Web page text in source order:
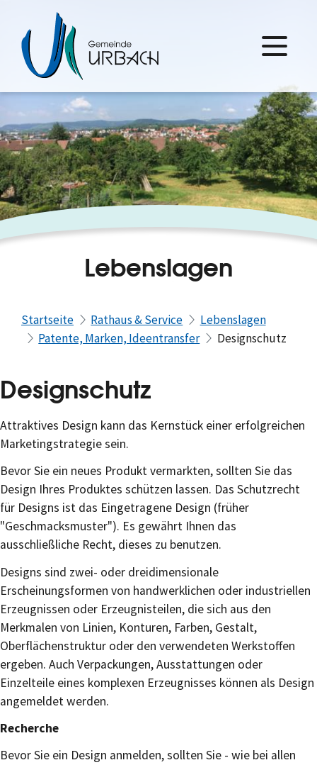
Lebenslagen
Startseite Rathaus & Service
Lebenslagen
Patente, Marken, Ideentransfer
Designschutz
Designschutz
Attraktives Design kann das Kernstück einer erfolgreichen
Marketingstrategie sein.
Bevor Sie ein neues Produkt vermarkten, sollten Sie das
Design Ihres Produktes schützen lassen. Das Schutzrecht
für Designs ist das Eingetragene Design (früher
"Geschmacksmuster"). Es gewährt Ihnen das
ausschließliche Recht, dieses zu benutzen.
Designs sind zwei- oder dreidimensionale
Erscheinungsformen von handwerklichen oder industriellen
Erzeugnissen oder Erzeugnisteilen, die sich aus den
Merkmalen von Linien, Konturen, Farben, Gestalt,
Oberflächenstruktur oder den verwendeten Werkstoffen
ergeben. Auch Verpackungen, Ausstattungen oder
Einzelteile eines komplexen Erzeugnisses können als Design
angemeldet werden.
Recherche
Bevor Sie ein Design anmelden, sollten Sie - wie bei allen